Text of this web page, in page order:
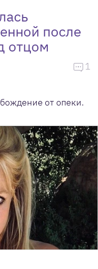
после
отцом
1
от опеки.